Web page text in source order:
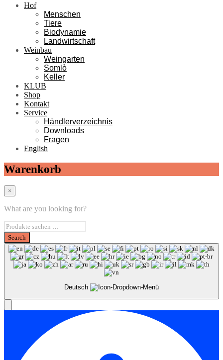
Hof
Menschen
Tiere
Biodynamie
Landwirtschaft
Weinbau
Weingarten
Somlò
Keller
KLUB
Shop
Kontakt
Service
Händlerverzeichnis
Downloads
Fragen
English
Warenkorb
×
What are you looking for?
Deutsch